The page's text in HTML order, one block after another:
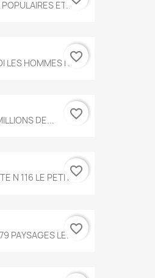
ET...
LES HOMMES N...favorite_border
DE... favorite_border
N 116 LE PETIT...favorite_border
PAYSAGES LE...favorite_border